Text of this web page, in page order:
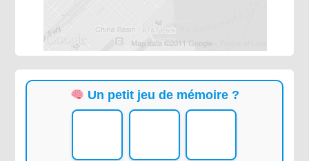
Un petit jeu de mémoire ?